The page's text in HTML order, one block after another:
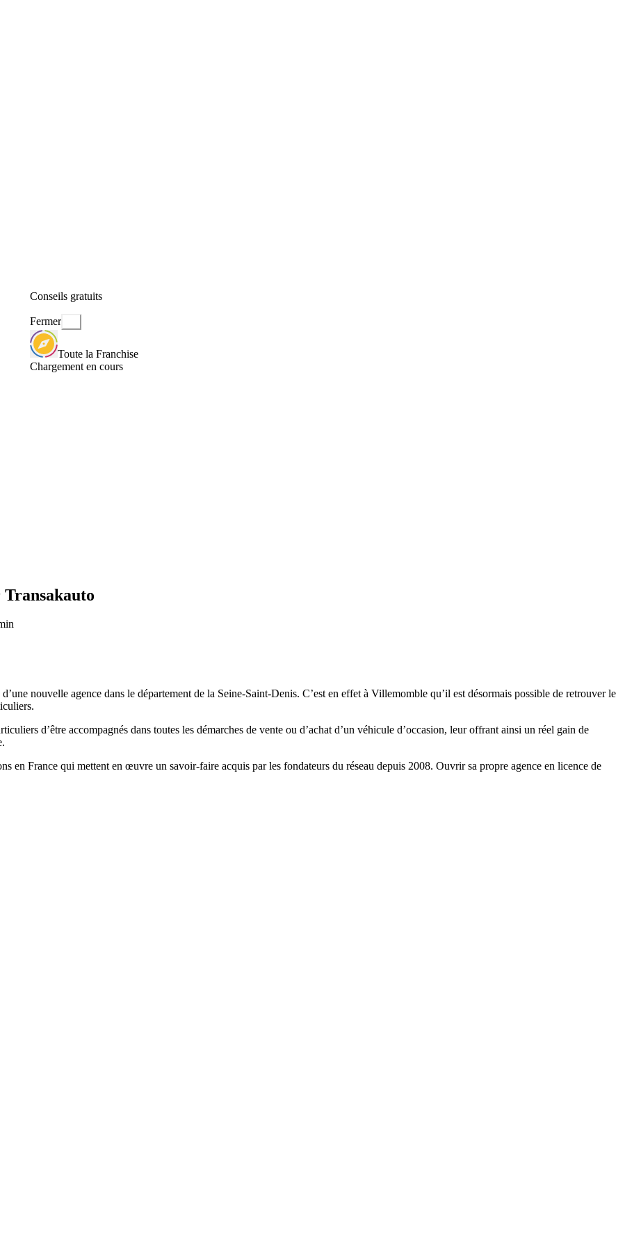
Conseils gratuits
Fermer
Toute la Franchise
Chargement en cours
Transakauto
nouvelle agence dans le département de la Seine-Saint-Denis. C’est en effet à Villemomble qu’il est désormais possible de retrouver le
d’être accompagnés dans toutes les démarches de vente ou d’achat d’un véhicule d’occasion, leur offrant ainsi un réel gain de
en France qui mettent en œuvre un savoir-faire acquis par les fondateurs du réseau depuis 2008. Ouvrir sa propre agence en licence de